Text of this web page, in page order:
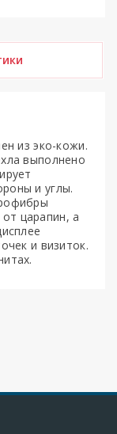
из эко-кожи.
выполнено
и углы.
царапин, а
и визиток.